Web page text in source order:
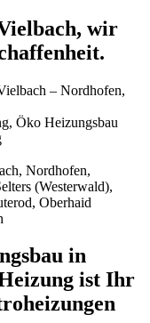
wir
– Nordhofen,
Öko Heizungsbau
Nordhofen,
(Westerwald),
Oberhaid
in
ist Ihr